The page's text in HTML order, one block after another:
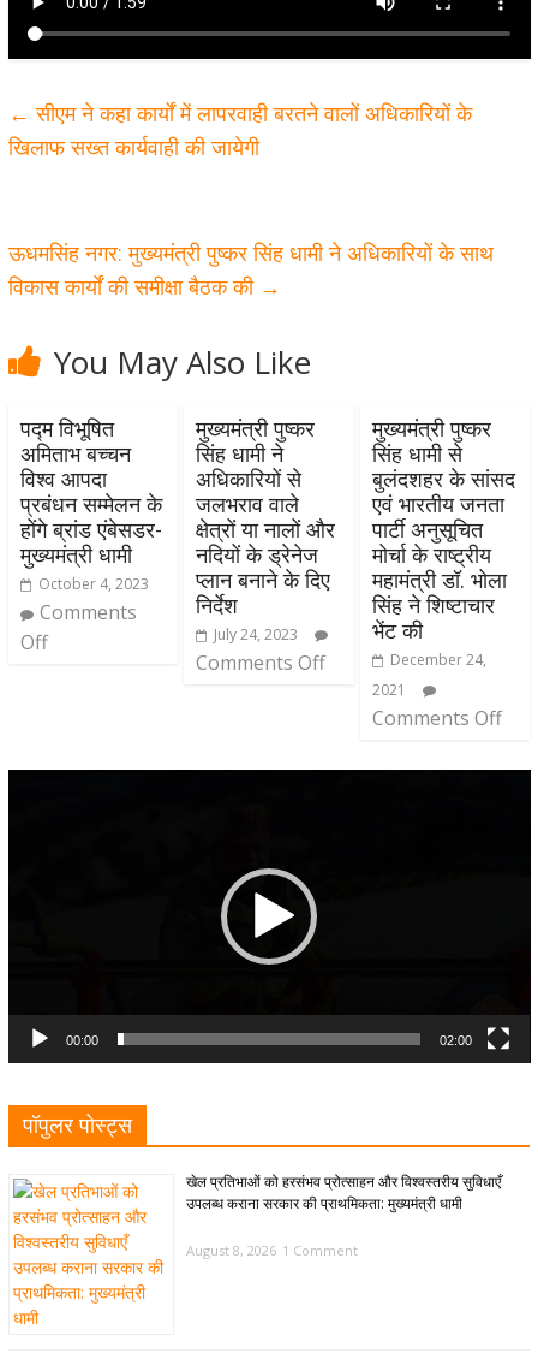
← सीएम ने कहा कार्यों में लापरवाही बरतने वालों अधिकारियों के
खिलाफ सख्त कार्यवाही की जायेगी
ऊधमसिंह नगर: मुख्यमंत्री पुष्कर सिंह धामी ने अधिकारियों के साथ
विकास कार्यों की समीक्षा बैठक की →
You May Also Like
पद्म विभूषित
अमिताभ बच्चन
विश्व आपदा
प्रबंधन सम्मेलन के
होंगे ब्रांड एंबेसडर-
मुख्यमंत्री धामी
October 4, 2023
Comments
Off
मुख्यमंत्री पुष्कर
सिंह धामी ने
अधिकारियों से
जलभराव वाले
क्षेत्रों या नालों और
नदियों के ड्रेनेज
प्लान बनाने के दिए
निर्देश
July 24, 2023
Comments Off
मुख्यमंत्री पुष्कर
सिंह धामी से
बुलंदशहर के सांसद
एवं भारतीय जनता
पार्टी अनुसूचित
मोर्चा के राष्ट्रीय
महामंत्री डॉ. भोला
सिंह ने शिष्टाचार
भेंट की
December 24,
2021
Comments Off
00:00 02:00
पॉपुलर पोस्ट्स
खेल प्रतिभाओं को हरसंभव प्रोत्साहन और विश्वस्तरीय सुविधाएँ
उपलब्ध कराना सरकार की प्राथमिकता: मुख्यमंत्री धामी
August 8, 2026 1 Comment